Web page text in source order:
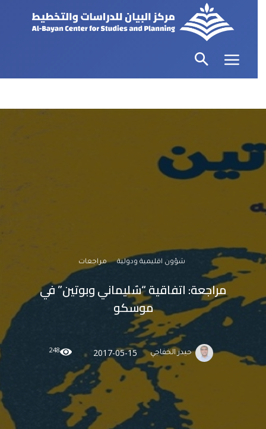
شؤون اقليمية ودولية مراجعات
مراجعة: اتفاقية “سٌليماني وبوتين” في
موسكو
حيدر الخفاجي 2017-05-15
248